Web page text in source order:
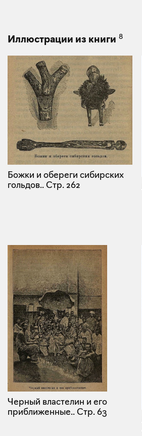
Иллюстрации из книги 8
Божки и обереги сибирских
гольдов.. Стр. 262
Черный властелин и его
приближенные.. Стр. 63